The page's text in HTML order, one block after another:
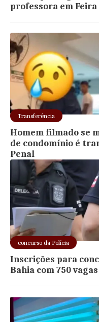
professora em Feira
Transferência
Homem filmado se
de condomínio é
Penal
concurso da Polícia
Inscrições para
Bahia com 750